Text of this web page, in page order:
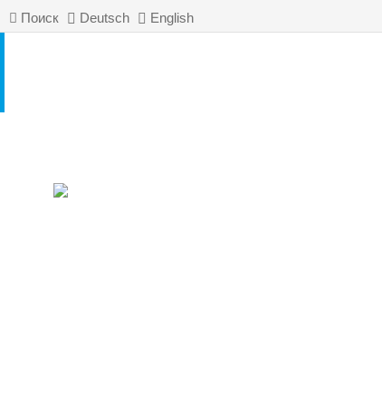
Поиск Deutsch English